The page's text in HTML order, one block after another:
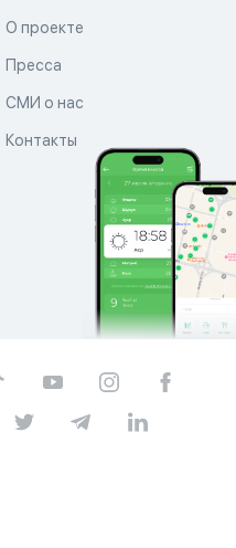
О проекте
Пресса
СМИ о нас
Контакты